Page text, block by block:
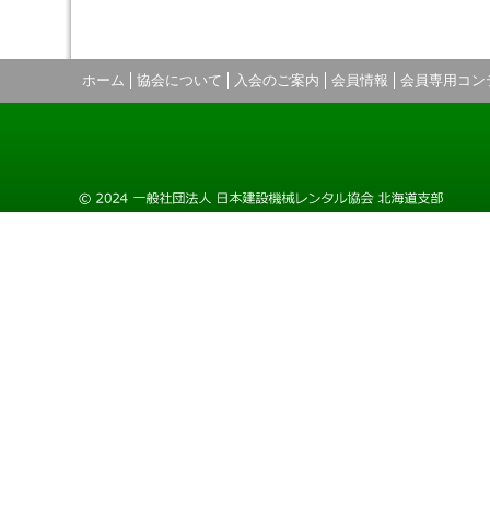
ホーム 協会について 入会のご案内 会員情報 会員専用コン